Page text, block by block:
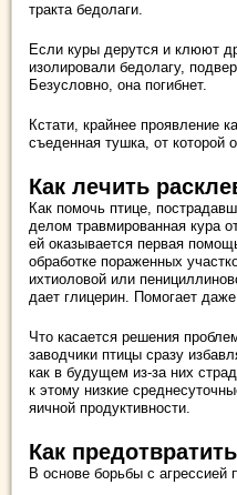
тракта бедолаги.
Если куры дерутся и клюют
изолировали бедолагу,
Безусловно, она погибнет.
Кстати, крайнее проявление
съеденная тушка, от которой
Как лечить
Как помочь птице,
делом травмированная кура
ей оказывается первая
обработке пораженных
ихтиоловой или
дает глицерин. Помогает
Что касается решения
заводчики птицы сразу
как в будущем из-за них
к этому низкие
яичной продуктивности.
Как
В основе борьбы с агрессией